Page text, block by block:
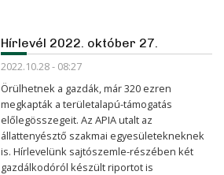
Hírlevél 2022. október 27.
2022.10.28 - 08:27
Örülhetnek a gazdák, már 320 ezren
megkapták a területalapú-támogatás
előlegösszegeit. Az APIA utalt az
állattenyésztő szakmai egyesületekneknek
is. Hírlevelünk sajtószemle-részében két
gazdálkodóról készült riportot is